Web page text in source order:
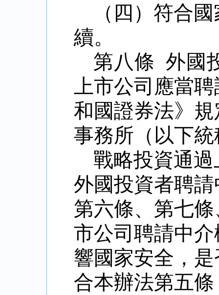
（四）符合
續。
第八條 外國
上市公司應當
和國證券法》
事務所（以下
戰略投資通
外國投資者聘
第六條、第七
市公司聘請中
響國家安全，
合本辦法第五